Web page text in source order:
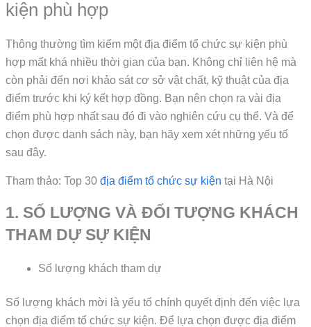
kiện phù hợp
Thông thường tìm kiếm một địa điểm tổ chức sự kiện phù
hợp mất khá nhiều thời gian của bạn. Không chỉ liên hệ mà
còn phải đến nơi khảo sát cơ sở vật chất, kỹ thuật của địa
điểm trước khi ký kết hợp đồng. Bạn nên chọn ra vài địa
điểm phù hợp nhất sau đó đi vào nghiên cứu cụ thể. Và để
chọn được danh sách này, bạn hãy xem xét những yếu tố
sau đây.
Tham thảo: Top 30địa điểm tổ chức sự kiện tại Hà Nội
1. SỐ LƯỢNG VÀ ĐỐI TƯỢNG KHÁCH
THAM DỰ SỰ KIỆN
Số lượng khách tham dự
Số lượng khách mời là yếu tố chính quyết định đến việc lựa
chọn địa điểm tổ chức sự kiện. Để lựa chọn được địa điểm